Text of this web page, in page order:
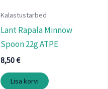
Kalastustarbed
Lant Rapala Minnow
Spoon 22g ATPE
8,50€
Lisa korvi